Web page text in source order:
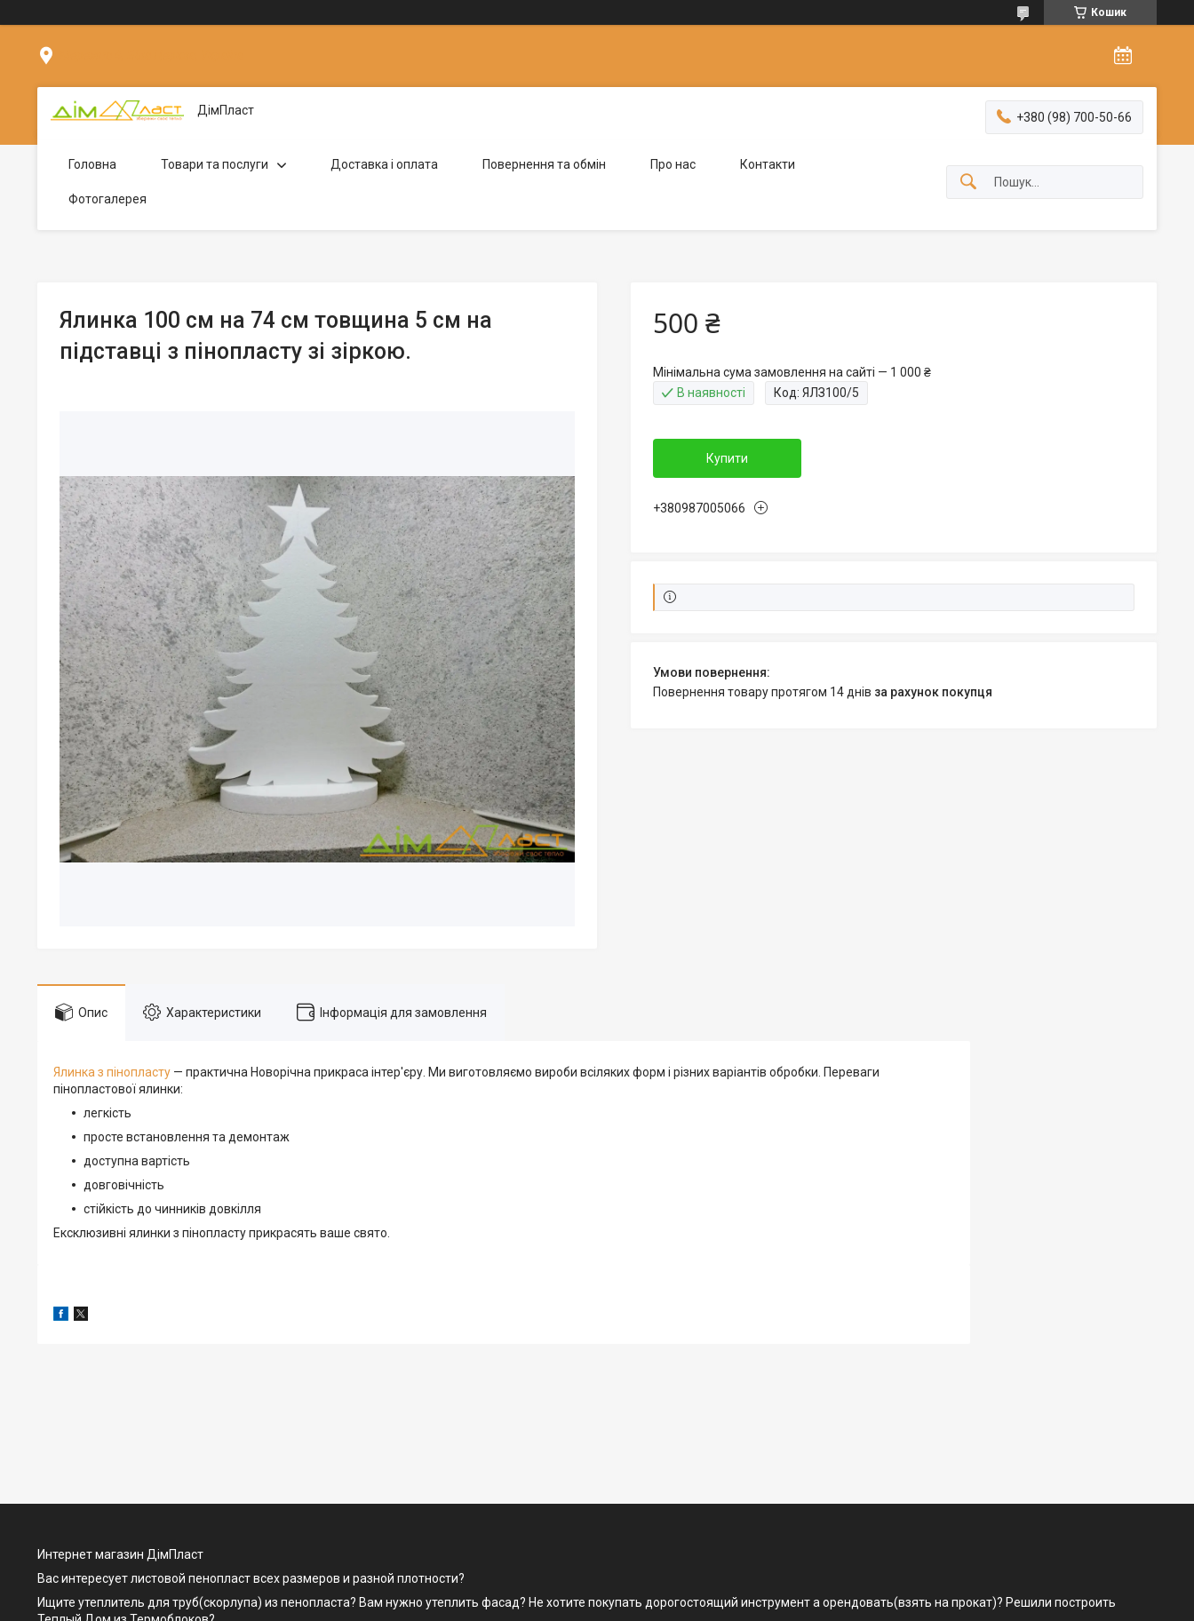
Кошик
ДімПласт +380 (98) 700-50-66
Головна Товари та послуги Доставка і оплата Повернення та обмін Про нас Контакти
Фотогалерея
Ялинка 100 см на 74 см товщина 5 см на
підставці з пінопласту зі зіркою.
500 ₴
Мінімальна сума замовлення на сайті — 1 000 ₴
В наявності
Код: ЯЛЗ100/5
Купити
+380987005066
повернення товару протягом 14 днів за рахунок покупця
Опис Характеристики Інформація для замовлення
Ялинка з пінопласту — практична Новорічна прикраса інтер'єру. Ми виготовляємо вироби всіляких форм і різних варіантів обробки. Переваги
пінопластової ялинки:
легкість
просте встановлення та демонтаж
доступна вартість
довговічність
стійкість до чинників довкілля
Ексклюзивні ялинки з пінопласту прикрасять ваше свято.
Интернет магазин ДімПласт
Вас интересует листовой пенопласт всех размеров и разной плотности?
Ищите утеплитель для труб(скорлупа) из пенопласта? Вам нужно утеплить фасад? Не хотите покупать дорогостоящий инструмент а орендовать(взять на прокат)? Решили построить